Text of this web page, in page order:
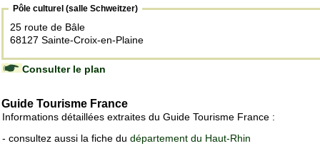
Pôle culturel (salle Schweitzer)
25 route de Bâle
68127 Sainte-Croix-en-Plaine
Consulter le plan
Guide Tourisme France
Informations détaillées extraites du Guide Tourisme France :
- consultez aussi la fiche du département du Haut-Rhin